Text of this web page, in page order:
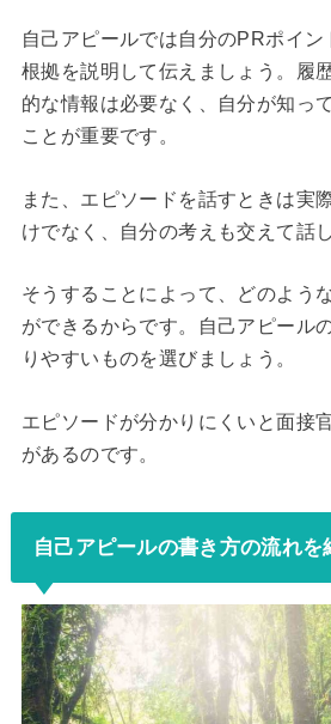
自己アピールでは自分のPRポイ
根拠を説明して伝えましょう。履
的な情報は必要なく、自分が知っ
ことが重要です。
また、エピソードを話すときは実
けでなく、自分の考えも交えて話し
そうすることによって、どのよう
ができるからです。自己アピール
りやすいものを選びましょう。
エピソードが分かりにくいと面接
があるのです。
自己アピールの書き方の流れを